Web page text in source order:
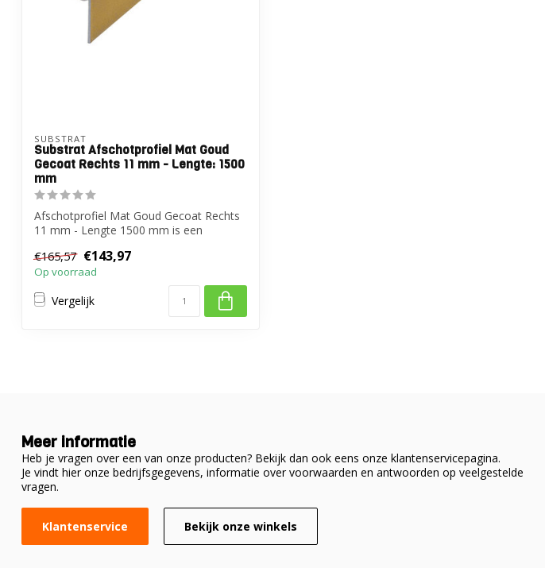
SUBSTRAT
Substrat Afschotprofiel Mat Goud
Gecoat Rechts 11 mm - Lengte: 1500
mm
Afschotprofiel Mat Goud Gecoat Rechts
11 mm - Lengte 1500 mm is een
€165,57 €143,97
Op voorraad
Vergelijk
Meer informatie
Heb je vragen over een van onze producten? Bekijk dan ook eens onze klantenservicepagina.
Je vindt hier onze bedrijfsgegevens, informatie over voorwaarden en antwoorden op veelgestelde
vragen.
Klantenservice Bekijk onze winkels